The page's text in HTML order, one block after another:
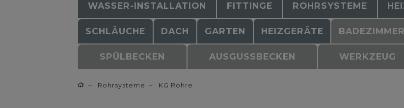
WASSER-INSTALLATION FITTINGE ROHRSYSTEME
SCHLÄUCHE DACH GARTEN HEIZGERÄTE BADEZIMMER
SPÜLBECKEN AUSGUSSBECKEN WERKZEUG
Rohrsysteme KG Rohre